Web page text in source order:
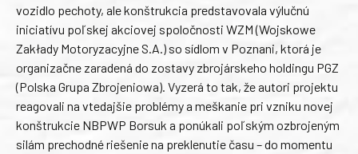
vozidlo pechoty, ale konštrukcia predstavovala výlučnú
iniciatívu poľskej akciovej spoločnosti WZM (Wojskowe
Zakłady Motoryzacyjne S.A.) so sídlom v Poznani, ktorá je
organizačne zaradená do zostavy zbrojárskeho holdingu PGZ
(Polska Grupa Zbrojeniowa). Vyzerá to tak, že autori projektu
reagovali na vtedajšie problémy a meškanie pri vzniku novej
konštrukcie NBPWP Borsuk a ponúkali poľským ozbrojeným
silám prechodné riešenie na preklenutie času – do momentu